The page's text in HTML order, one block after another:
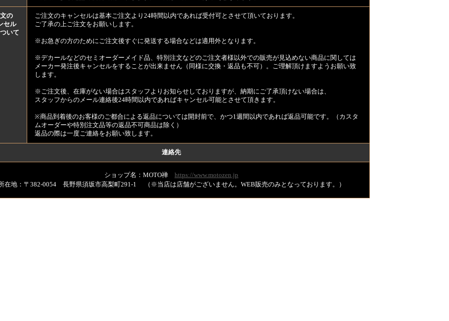
の
セル
いて
ご注文のキャンセルは基本ご注文より24時間以内であれば受付可とさせて頂いております。
ご了承の上ご注文をお願いします。
※お急ぎの方のためにご注文後すぐに発送する場合などは適用外となります。
※デカールなどのセミオーダーメイド品、特別注文などのご注文者様以外での販売が見込めない商品に関しては
メーカー発注後キャンセルをすることが出来ません（同様に交換・返品も不可）。ご理解頂けますようお願い致
します。
※ご注文後、在庫がない場合はスタッフよりお知らせしておりますが、納期にご了承頂けない場合は、
スタッフからのメール連絡後24時間以内であればキャンセル可能とさせて頂きます。
※商品到着後のお客様のご都合による返品については開封前で、かつ1週間以内であれば返品可能です。（カスタ
ムオーダーや特別注文品等の返品不可商品は除く）
返品の際は一度ご連絡をお願い致します。
連絡先
ショップ名：MOTO禅 https://www.motozen.jp
在地：〒382-0054 長野県須坂市高梨町291-1 （※当店は店舗がございません。WEB販売のみとなっております。）